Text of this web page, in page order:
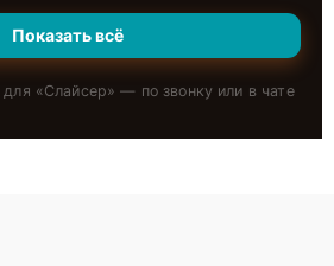
Показать всё
для «Слайсер» — по звонку или в чате